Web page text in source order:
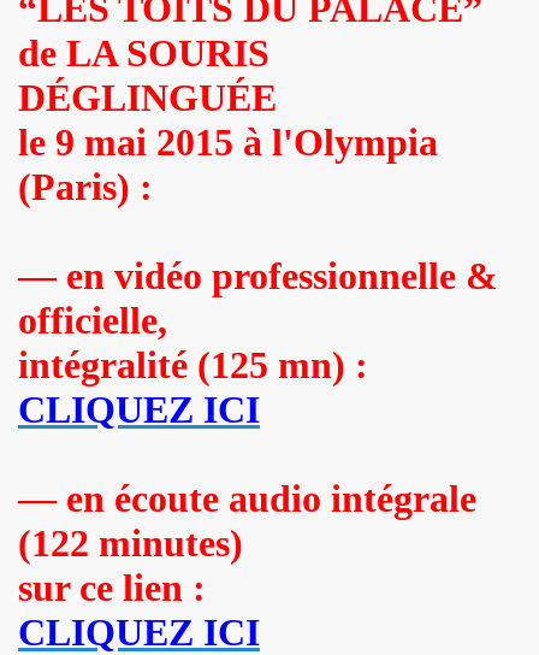
“LES TOITS DU PALACE”
de LA SOURIS
DÉGLINGUÉE
le 9 mai 2015 à l'Olympia
(Paris) :
— en vidéo professionnelle &
officielle,
intégralité (125 mn) :
CLIQUEZ ICI
— en écoute audio intégrale
(122 minutes)
sur ce lien :
CLIQUEZ ICI
12 octobre 2023 a Paris pour la promotion de l album
2022, film de GERARD KRAWCZYK, avec PAULINE
le 10 mars 2022 aux Disquaires, les 23 et 30 avril 2023
par PHILIPPE ALMOSNINO & co + YAROL
11 janvier 2023 et du 4 au 12 mai 2023 pour la suite et
("Start Walkin' 1965-1976"), le 17 avril 2005 au Grand
concerts "SUPERLUNE", le 3 juin 2022 au New
11 novembre 2022 a Paris pour l enregistrement de
le 21 mai 2022 au Zenith (Paris) : compte rendu